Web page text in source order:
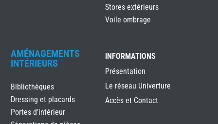
Stores extérieurs
Voile ombrage
AMÉNAGEMENTS
INTÉRIEURS
Bibliothèques
Dressing et placards
Portes d’intérieur
INFORMATIONS
Présentation
Le réseau Univerture
Accès et Contact